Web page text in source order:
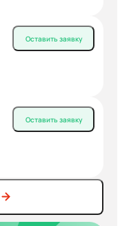
Оставить заявку
Оставить заявку